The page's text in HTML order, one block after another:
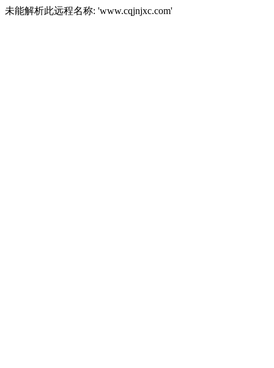
未能解析此远程名称: 'www.cqjnjxc.com'